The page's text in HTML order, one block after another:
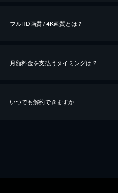
※40％ポイント還元の対象は、クレジットカー
iOSアプリのUコイン決済による作品の購入 /
フルHD画質 / 4K画質とは？
月額料金を支払うタイミングは？
いつでも解約できますか